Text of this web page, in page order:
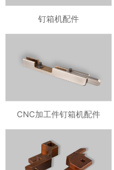
钉箱机配件
CNC加工件钉箱机配件